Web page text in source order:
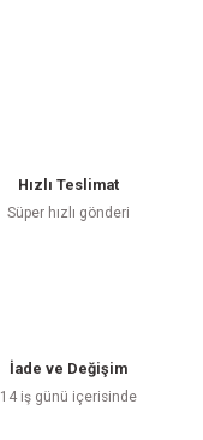
Hızlı Teslimat
Süper hızlı gönderi
İade ve Değişim
14 iş günü içerisinde